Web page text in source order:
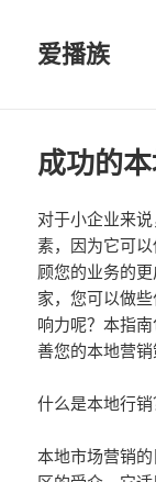
爱播族
成功的
对于小企业来
素，因为它可
顾您的业务的
家，您可以做
响力呢？本指
善您的本地营销
什么是本地行销
本地市场营销